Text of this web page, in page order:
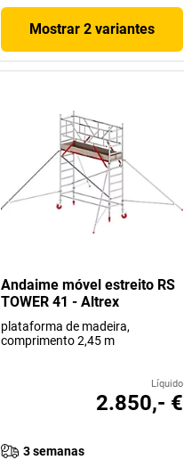
Mostrar 2 variantes
Andaime móvel estreito RS
TOWER 41 - Altrex
plataforma de madeira,
comprimento 2,45 m
Líquido
2.850,- €
3 semanas